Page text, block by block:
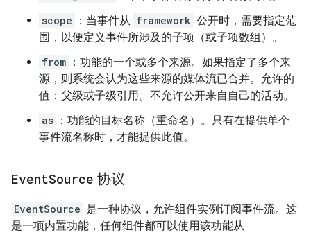
scope
：当事件从 framework 公开时，需要指定范
围，以便定义事件所涉及的子项（或子项数组）。
from ：功能的一个或多个来源。如果指定了多个来
源，则系统会认为这些来源的媒体流已合并。允许的
值：父级或子级引用。不允许公开来自自己的活动。
as ：功能的目标名称（重命名）。只有在提供单个
事件流名称时，才能提供此值。
EventSource 协议
EventSource 是一种协议，允许组件实例订阅事件流。这
是一项内置功能，任何组件都可以使用该功能从